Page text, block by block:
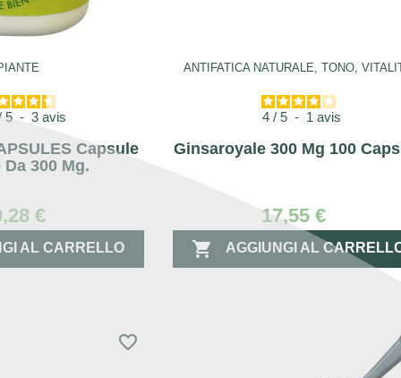
5 - 3avis
Capsule
Da 300 Mg.
€
AL CARRELLO
ANTIFATICA NATURALE, TONO,
4 / 5 - 1avis
Ginsaroyale 300 Mg 100
17,55 €
 AGGIUNGI AL
favorite_border